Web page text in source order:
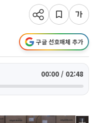
구글 선호매체 추가
00:00 / 02:48